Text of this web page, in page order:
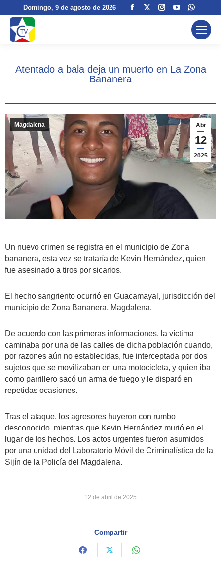
Domingo, 9 de agosto de 2026
Facebook
windowwindow
Instagram
window
YouTube
page
opens
window
page
opens
Atentado a bala deja un muerto en La Zona
Bananera
Abr
12
2025
Magdalena
Un nuevo crimen se registra en el municipio de Zona
bananera, esta vez se trataría de Kevin Hernández, quien
fue asesinado a tiros por sicarios.
El hecho sangriento ocurrió en Guacamayal, jurisdicción del
municipio de Zona Bananera, Magdalena.
De acuerdo con las primeras informaciones, la víctima
caminaba por una de las calles de dicha población cuando,
por razones aún no establecidas, fue interceptada por dos
sujetos que se movilizaban en una motocicleta, y quien iba
como parrillero sacó un arma de fuego y le disparó en
repetidas ocasiones.
Tras el ataque, los agresores huyeron con rumbo
desconocido, mientras que Kevin Hernández murió en el
lugar de los hechos. Los actos urgentes fueron asumidos
por una unidad del Laboratorio Móvil de Criminalística de la
Sijín de la Policía del Magdalena.
12 de abril de 2025
Compartir
Share
Share
Share